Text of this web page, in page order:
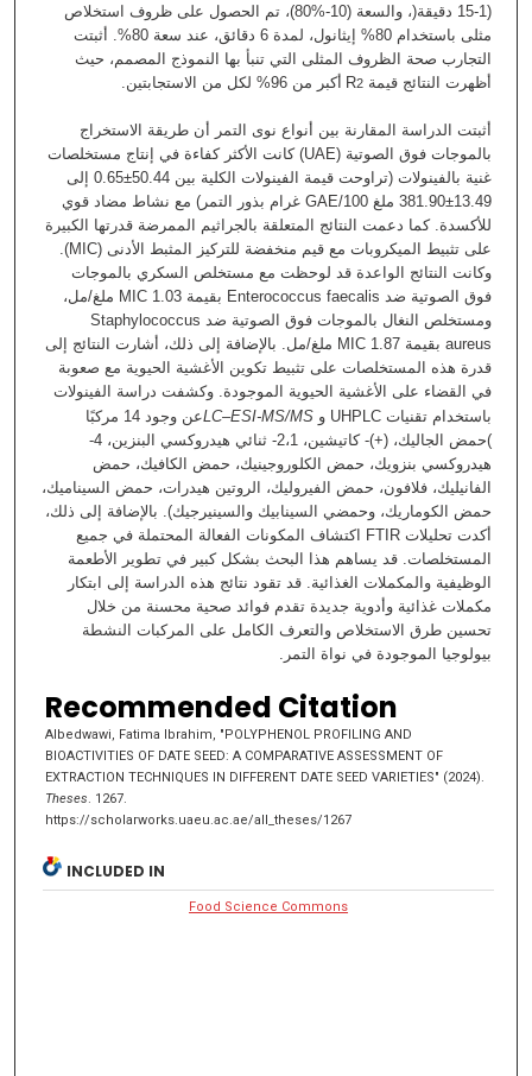
(1-15 دقيقة(، والسعة (10-%80)، تم الحصول على ظروف استخلاص
مثلى باستخدام 80% إيثانول، لمدة 6 دقائق، عند سعة 80%. أثبتت
التجارب صحة الظروف المثلى التي تنبأ بها النموذج المصمم، حيث
أظهرت النتائج قيمة R2 أكبر من 96% لكل من الاستجابتين.
أثبتت الدراسة المقارنة بين أنواع نوى التمر أن طريقة الاستخراج
بالموجات فوق الصوتية (UAE) كانت الأكثر كفاءة في إنتاج مستخلصات
غنية بالفينولات (تراوحت قيمة الفينولات الكلية بين 50.44±0.65 إلى
13.49±381.90 ملغ GAE/100 غرام بذور التمر) مع نشاط مضاد قوي
للأكسدة. كما دعمت النتائج المتعلقة بالجراثيم الممرضة قدرتها الكبيرة
على تثبيط الميكروبات مع قيم منخفضة للتركيز المثبط الأدنى (MIC).
وكانت النتائج الواعدة قد لوحظت مع مستخلص السكري بالموجات
فوق الصوتية ضد Enterococcus faecalis بقيمة 1.03 MIC ملغ/مل،
ومستخلص النغال بالموجات فوق الصوتية ضد Staphylococcus
aureus بقيمة 1.87 MIC ملغ/مل. بالإضافة إلى ذلك، أشارت النتائج إلى
قدرة هذه المستخلصات على تثبيط تكوين الأغشية الحيوية مع صعوبة
في القضاء على الأغشية الحيوية الموجودة. وكشفت دراسة الفينولات
باستخدام تقنيات UHPLC و
LC–ESI-MS/MS
عن وجود 14 مركبًا
)حمض الجاليك، (+)- كاتيشين، 2،1- ثنائي هيدروكسي البنزين، 4-
هيدروكسي بنزويك، حمض الكلوروجينيك، حمض الكافيك، حمض
الفانيليك، فلافون، حمض الفيروليك، الروتين هيدرات، حمض السيناميك،
حمض الكوماريك، وحمضي السينابيك والسينيرجيك). بالإضافة إلى ذلك،
أكدت تحليلات FTIR اكتشاف المكونات الفعالة المحتملة في جميع
المستخلصات. قد يساهم هذا البحث بشكل كبير في تطوير الأطعمة
الوظيفية والمكملات الغذائية. قد تقود نتائج هذه الدراسة إلى ابتكار
مكملات غذائية وأدوية جديدة تقدم فوائد صحية محسنة من خلال
تحسين طرق الاستخلاص والتعرف الكامل على المركبات النشطة
بيولوجيا الموجودة في نواة التمر.
Recommended Citation
Albedwawi, Fatima Ibrahim, "POLYPHENOL PROFILING AND
BIOACTIVITIES OF DATE SEED: A COMPARATIVE ASSESSMENT OF
EXTRACTION TECHNIQUES IN DIFFERENT DATE SEED VARIETIES" (2024).
Theses. 1267.
https://scholarworks.uaeu.ac.ae/all_theses/1267
INCLUDED IN
Food Science Commons